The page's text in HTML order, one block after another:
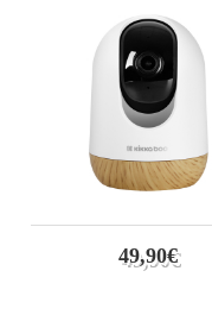
49,90€